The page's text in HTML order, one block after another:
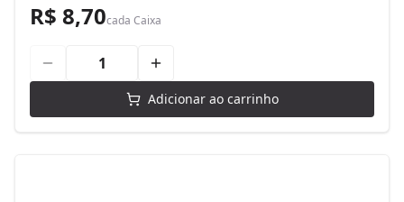
R$ 8,70cada Caixa
Adicionar ao carrinho